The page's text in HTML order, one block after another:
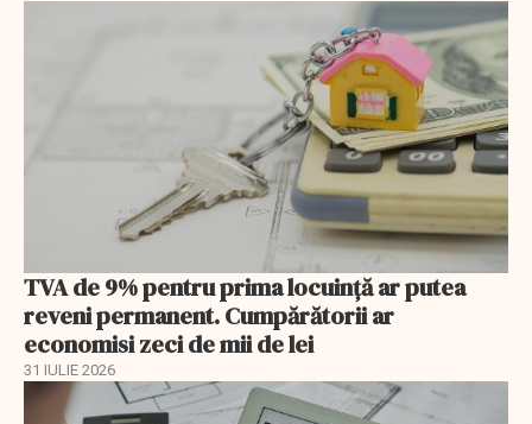
TVA de 9% pentru prima locuință ar putea
reveni permanent. Cumpărătorii ar
economisi zeci de mii de lei
31 IULIE 2026